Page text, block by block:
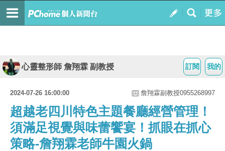
我的
訂閱
心靈整形師 詹翔霖 副教授
2024-07-26 16:00:00 詹翔霖副教授0955268997
超越老四川特色主題餐廳經營管理！
須滿足視覺與味蕾饗宴！抓眼在抓心
策略-詹翔霖老師牛園火鍋